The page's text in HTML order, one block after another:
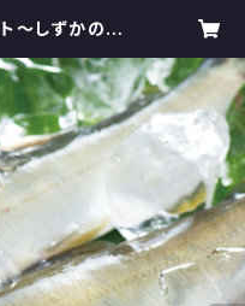
ト～しずかのあ